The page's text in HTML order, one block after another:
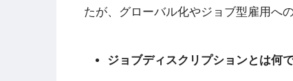
たが、グローバル化やジョブ型雇用へ
ジョブディスクリプションとは何